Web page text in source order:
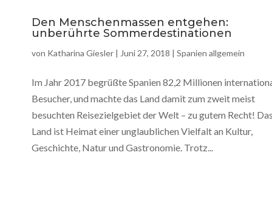
Den Menschenmassen entgehen:
unberührte Sommerdestinationen
von Katharina Giesler | Juni 27, 2018 | Spanien allgemein
Im Jahr 2017 begrüßte Spanien 82,2 Millionen
Besucher, und machte das Land damit zum zweit meist
besuchten Reisezielgebiet der Welt – zu gutem Recht!
Land ist Heimat einer unglaublichen Vielfalt an Kultur,
Geschichte, Natur und Gastronomie. Trotz...